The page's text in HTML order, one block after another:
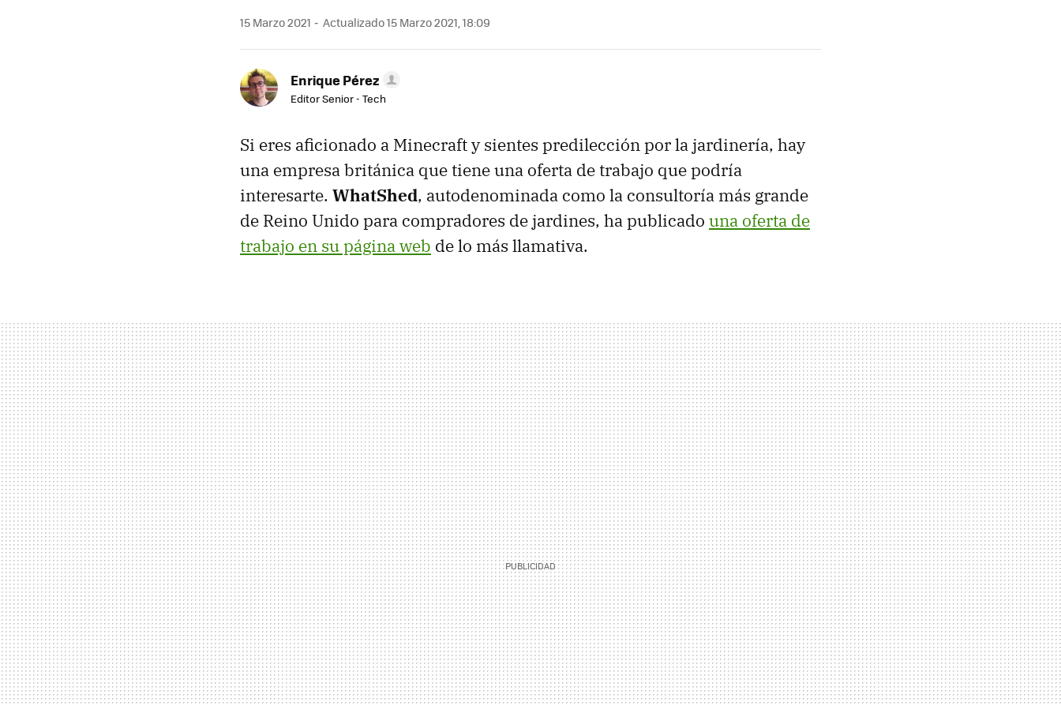
15 Marzo 2021 Actualizado 15 Marzo 2021, 18:09
Enrique Pérez
Editor Senior - Tech
Si eres aficionado a Minecraft y sientes predilección por la jardinería, hay
una empresa británica que tiene una oferta de trabajo que podría
interesarte. WhatShed, autodenominada como la consultoría más grande
de Reino Unido para compradores de jardines, ha publicado una oferta de
trabajo en su página web de lo más llamativa.